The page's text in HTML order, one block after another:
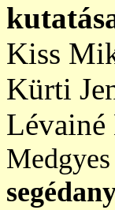
Kiss
Kürti
Lévainé